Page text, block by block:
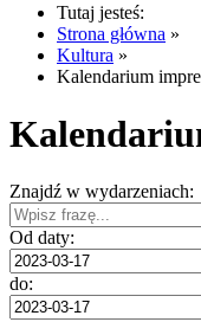
Tutaj jesteś:
Strona główna »
Kultura »
Kalendarium
Znajdź w wydarzeniach:
Od daty:
do: